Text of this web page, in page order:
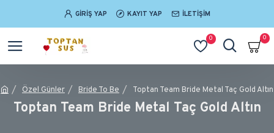
GIRIŞ YAP KAYIT YAP İLETIŞIM
0 0
Özel Günler Bride To Be Toptan Team Bride Metal Taç Gold Altın
Toptan Team Bride Metal Taç Gold Altın